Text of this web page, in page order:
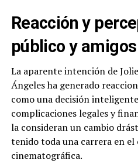
Reacción y
público y
La aparente intención de
Ángeles ha generado
como una decisión
complicaciones legales y
la consideran un cambio
tenido toda una carrera en
cinematográfica.